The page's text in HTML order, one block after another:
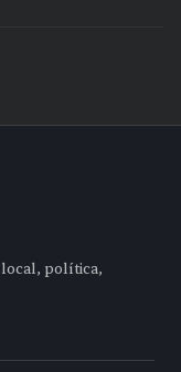
local, política,